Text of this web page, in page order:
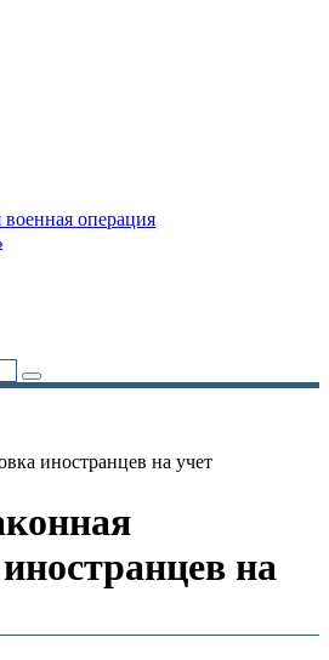
операция
иностранцев на учет
на